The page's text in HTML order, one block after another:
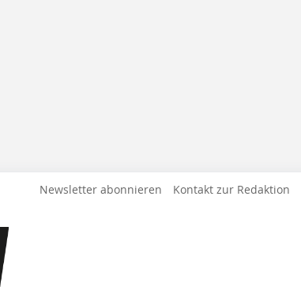
Newsletter abonnieren Kontakt zur Redaktion